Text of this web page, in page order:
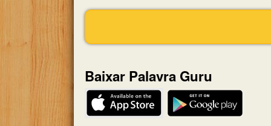
Baixar Palavra Guru